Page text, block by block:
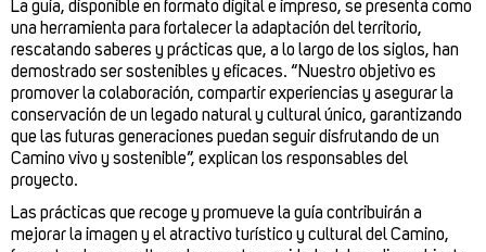
La guía, disponible en formato digital e impreso, se presenta como
una herramienta para fortalecer la adaptación del territorio,
rescatando saberes y prácticas que, a lo largo de los siglos, han
demostrado ser sostenibles y eficaces. “Nuestro objetivo es
promover la colaboración, compartir experiencias y asegurar la
conservación de un legado natural y cultural único, garantizando
que las futuras generaciones puedan seguir disfrutando de un
Camino vivo y sostenible”, explican los responsables del
proyecto.
Las prácticas que recoge y promueve la guía contribuirán a
mejorar la imagen y el atractivo turístico y cultural del Camino,